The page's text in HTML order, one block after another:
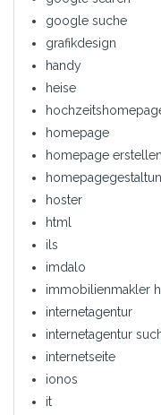
google suche
grafikdesign
handy
heise
homepage
homepage
hoster
html
ils
imdalo
immobilienmakler
internetagentur
internetagentur
internetseite
ionos
it